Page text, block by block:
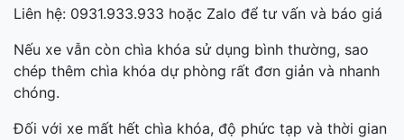
Liên hệ: 0931.933.933 hoặc Zalo để tư vấn và báo giá
Nếu xe vẫn còn chìa khóa sử dụng bình thường, sao
chép thêm chìa khóa dự phòng rất đơn giản và nhanh
chóng.
Đối với xe mất hết chìa khóa, độ phức tạp và thời gian